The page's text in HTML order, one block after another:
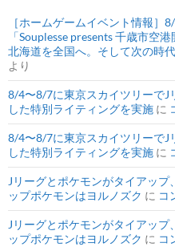
［ホームゲームイベント情報］
「Souplesse presents 千歳市空
北海道を全国へ。そして次の時代
より
8/4〜8/7に東京スカイツリーでJ
した特別ライティングを実施 に
8/4〜8/7に東京スカイツリーでJ
した特別ライティングを実施 に
Jリーグとポケモンがタイアッ
ップポケモンはヨルノズク に コ
Jリーグとポケモンがタイアッ
ップポケモンはヨルノズク に コ